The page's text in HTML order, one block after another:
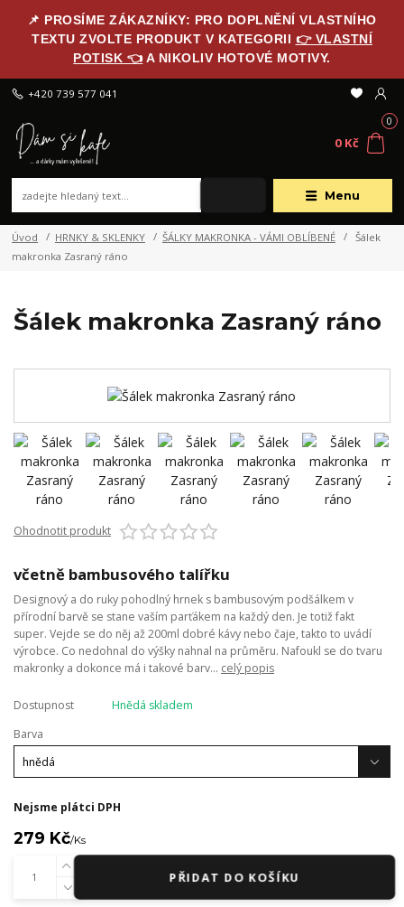
📌 PROSÍME ZÁKAZNÍKY: PRO DOPLNĚNÍ VLASTNÍHO
TEXTU ZVOLTE PRODUKT V KATEGORII 👉 VLASTNÍ
POTISK 👈 A NIKOLIV HOTOVÉ MOTIVY.
Menu
+420 739 577 041
0
0 Kč
Úvod HRNKY & SKLENKY ŠÁLKY MAKRONKA - VÁMI OBLÍBENÉ
Šálek
makronka Zasraný ráno
Šálek makronka Zasraný ráno
Ohodnotit produkt
včetně bambusového talířku
Designový a do ruky pohodlný hrnek s bambusovým podšálkem v
přírodní barvě se stane vaším parťákem na každý den. Je totiž fakt
super. Vejde se do něj až 200ml dobré kávy nebo čaje, takto to uvádí
výrobce. Co nedohnal do výšky nahnal na průměru. Nafoukl se do tvaru
makronky a dokonce má i takové barv... celý popis
Dostupnost
Hnědá skladem
Barva
Nejsme plátci DPH
279 Kč/Ks
PŘIDAT DO KOŠÍKU